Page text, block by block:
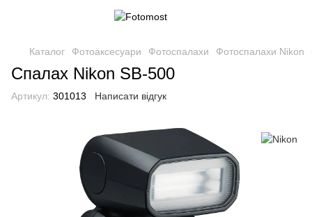
Каталог Фотоаксесуари Фотоспалахи Фотоспалахи Nikon
Спалах Nikon SB-500
Артикул: 301013 Написати відгук